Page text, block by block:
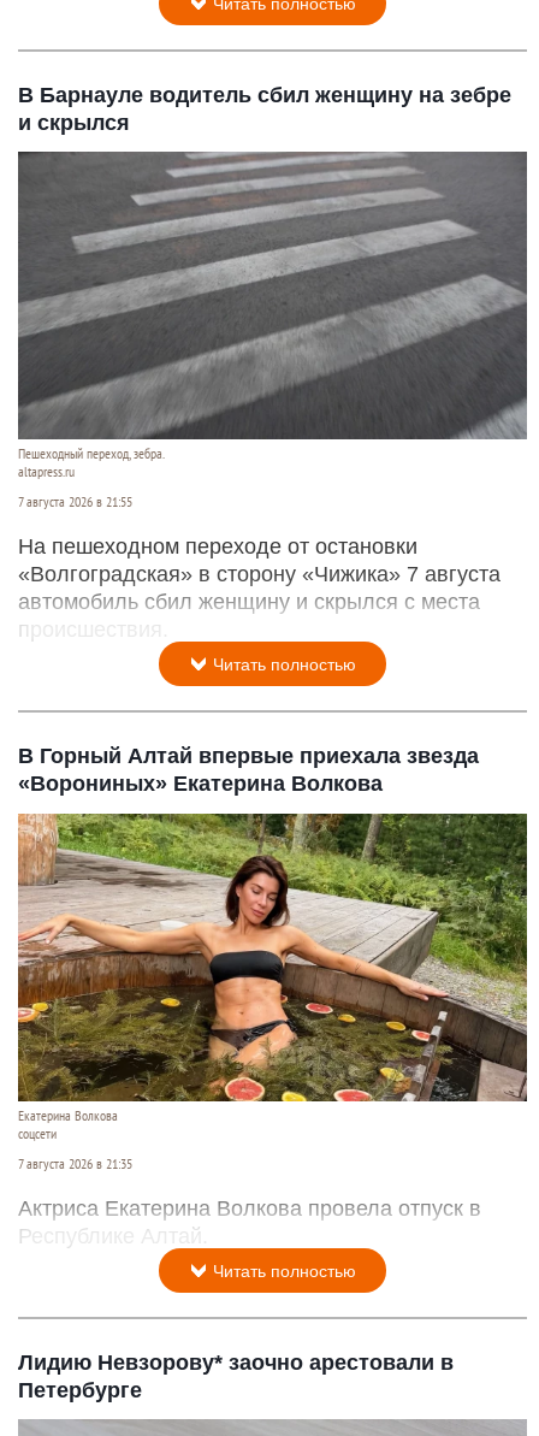
В Барнауле водитель сбил женщину на зебре
и скрылся
Пешеходный переход, зебра.
altapress.ru
7 августа 2026 в 21:55
На пешеходном переходе от остановки
«Волгоградская» в сторону «Чижика» 7 августа
автомобиль сбил женщину и скрылся с места
происшествия.
Читать полностью
В Горный Алтай впервые приехала звезда
«Ворониных» Екатерина Волкова
Екатерина Волкова
соцсети
7 августа 2026 в 21:35
Актриса Екатерина Волкова провела отпуск в
Республике Алтай.
Читать полностью
Лидию Невзорову* заочно арестовали в
Петербурге